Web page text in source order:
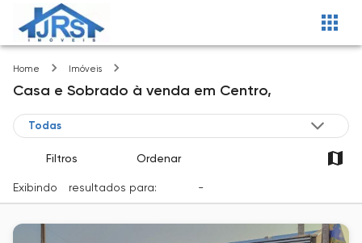
Home Imóveis
Casa e Sobrado à venda em Centro,
Filtros Ordenar
Exibindo resultados para: -